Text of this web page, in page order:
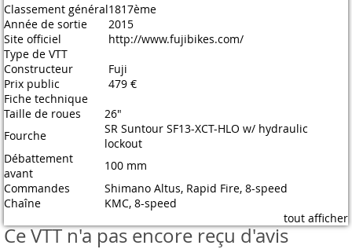
Classement général1817ème
Année de sortie
2015
Site officiel
http://www.fujibikes.com/
Type de VTT
Constructeur
Fuji
Prix public
479 €
Fiche technique
Taille de roues
26"
Fourche
SR Suntour SF13-XCT-HLO w/ hydraulic
lockout
Débattement
avant
100 mm
Commandes
Shimano Altus, Rapid Fire, 8-speed
Chaîne
KMC, 8-speed
tout afficher
Ce VTT n'a pas encore reçu d'avis